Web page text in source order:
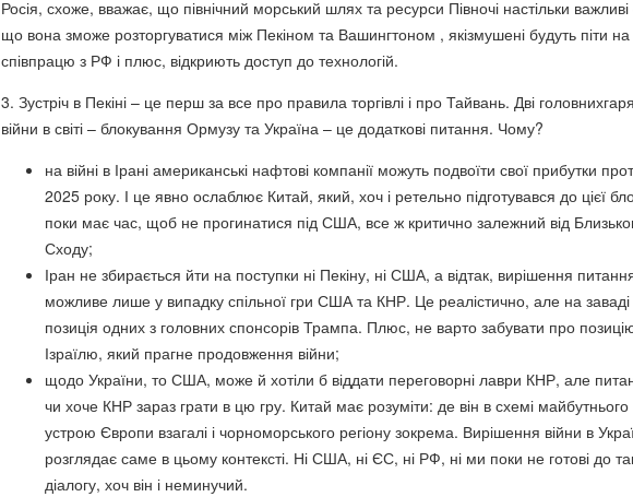
Росія, схоже, вважає, що північний морський шлях та ресурси Півночі настільки
що вона зможе розторгуватися між Пекіном та Вашингтоном , якізмушені будуть піти на
співпрацю з РФ і плюс, відкриють доступ до технологій.
3. Зустріч в Пекіні – це перш за все про правила торгівлі і про Тайвань. Дві
війни в світі – блокування Ормузу та Україна – це додаткові питання. Чому?
на війні в Ірані американські нафтові компанії можуть подвоїти свої прибутки
2025 року. І це явно ослаблює Китай, який, хоч і ретельно підготувався до цієї
поки має час, щоб не прогинатися під США, все ж критично залежний від
Сходу;
Іран не збирається йти на поступки ні Пекіну, ні США, а відтак, вирішення
можливе лише у випадку спільної гри США та КНР. Це реалістично, але на заваді
позиція одних з головних спонсорів Трампа. Плюс, не варто забувати про
Ізраїлю, який прагне продовження війни;
щодо України, то США, може й хотіли б віддати переговорні лаври КНР, але
чи хоче КНР зараз грати в цю гру. Китай має розуміти: де він в схемі майбутнього
устрою Європи взагалі і чорноморського регіону зокрема. Вирішення війни в
розглядає саме в цьому контексті. Ні США, ні ЄС, ні РФ, ні ми поки не готові до
діалогу, хоч він і неминучий.